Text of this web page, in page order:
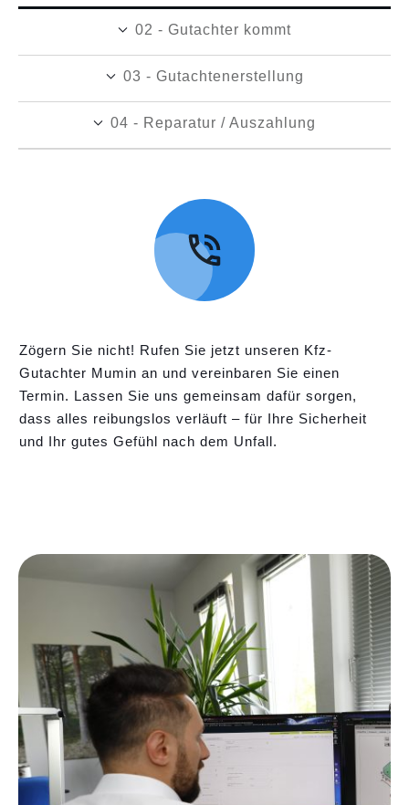
02 - Gutachter kommt
03 - Gutachtenerstellung
04 - Reparatur / Auszahlung
Zögern Sie nicht! Rufen Sie jetzt unseren Kfz-
Gutachter Mumin an und vereinbaren Sie einen
Termin. Lassen Sie uns gemeinsam dafür sorgen,
dass alles reibungslos verläuft – für Ihre Sicherheit
und Ihr gutes Gefühl nach dem Unfall.